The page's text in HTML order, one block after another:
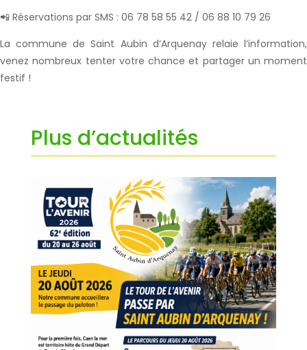
📲 Réservations par SMS : 06 78 58 55 42 / 06 88 10 79 26
La commune de Saint Aubin d’Arquenay relaie l’information,
venez nombreux tenter votre chance et partager un moment
festif !
Plus d’actualités